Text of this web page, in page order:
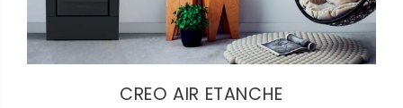
CREO AIR ETANCHE